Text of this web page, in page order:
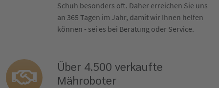
Schuh besonders oft. Daher erreichen Sie uns
an 365 Tagen im Jahr, damit wir Ihnen helfen
können - sei es bei Beratung oder Service.
Über 4.500 verkaufte
Mähroboter